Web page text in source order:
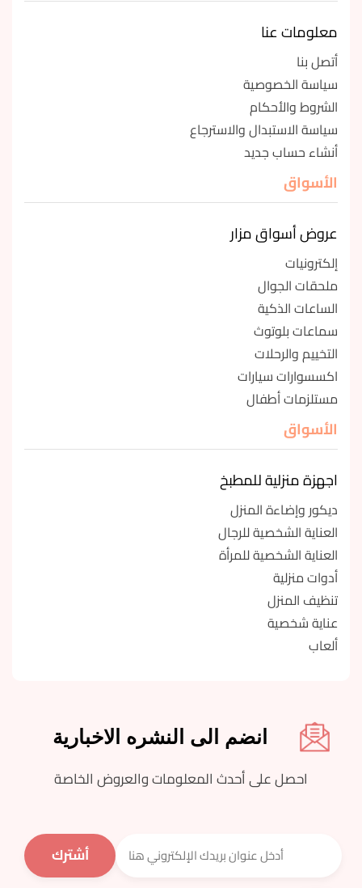
معلومات عنا
أتصل بنا
سياسة الخصوصية
الشروط والأحكام
سياسة الاستبدال والاسترجاع
أنشاء حساب جديد
الأسواق
عروض أسواق مزار
إلكترونيات
ملحقات الجوال
الساعات الذكية
سماعات بلوتوث
التخييم والرحلات
اكسسوارات سيارات
مستلزمات أطفال
الأسواق
اجهزة منزلية للمطبخ
ديكور وإضاءة المنزل
العناية الشخصية للرجال
العناية الشخصية للمرأة
أدوات منزلية
تنظيف المنزل
عناية شخصية
ألعاب
انضم الى النشره الاخبارية
احصل على أحدث المعلومات والعروض الخاصة